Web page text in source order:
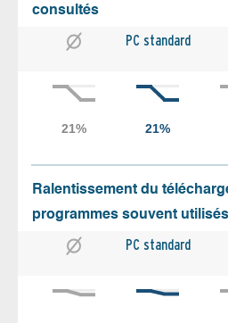
consultés
PC standard
Ralentissement du
programmes souvent utilisés
PC standard